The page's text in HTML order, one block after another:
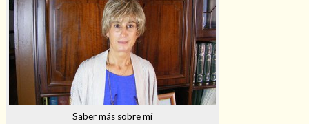
Saber más sobre mí